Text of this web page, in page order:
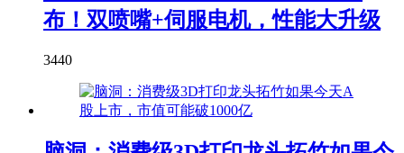
布！双喷嘴+伺服电机，性能大升级
3440